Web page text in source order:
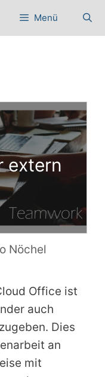
Menü
extern
Nöchel
Office ist
auch
Dies
an
mit